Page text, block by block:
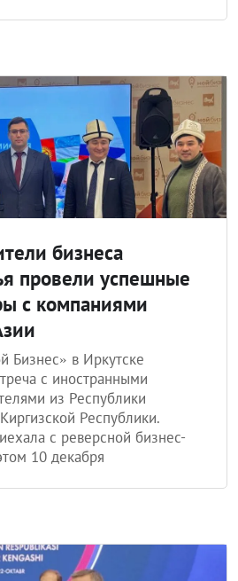
бизнеса
провели успешные
с компаниями
Бизнес» в Иркутске
с иностранными
из Республики
Республики.
с реверсной бизнес-
10 декабря